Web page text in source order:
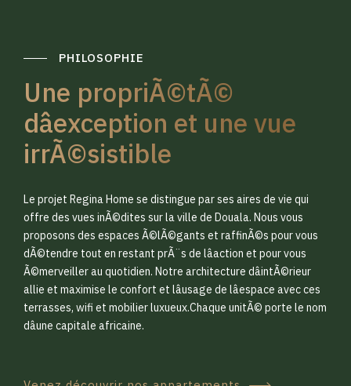
PHILOSOPHIE
Une propriÃ©tÃ©
dâexception et une vue
irrÃ©sistible
Le projet Regina Home se distingue par ses aires de vie qui
offre des vues inÃ©dites sur la ville de Douala. Nous vous
proposons des espaces Ã©lÃ©gants et raffinÃ©s pour vous
dÃ©tendre tout en restant prÃ¨s de lâaction et pour vous
Ã©merveiller au quotidien. Notre architecture dâintÃ©rieur
allie et maximise le confort et lâusage de lâespace avec ces
terrasses, wifi et mobilier luxueux.Chaque unitÃ© porte le nom
dâune capitale africaine.
0
1
2
3
0
1
2
3